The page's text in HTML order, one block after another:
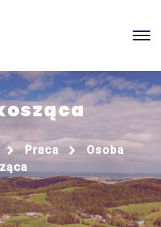
Praca
Osoba